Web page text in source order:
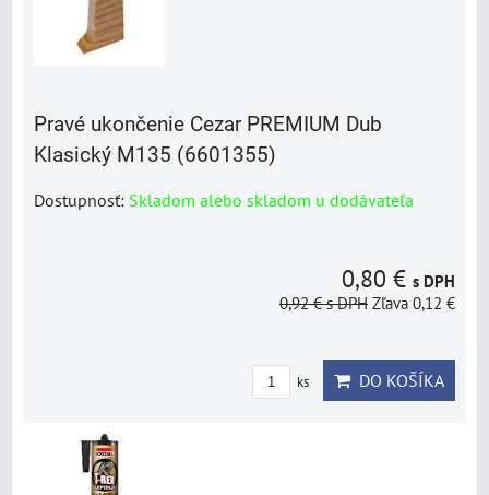
Pravé ukončenie Cezar PREMIUM Dub
Klasický M135 (6601355)
Dostupnosť: Skladom alebo skladom u dodávateľa
0,80 € s DPH
0,92 €s DPH Zľava 0,12 €
ks DO KOŠÍKA